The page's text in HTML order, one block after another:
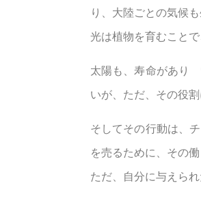
り、大陸ごとの気候も
光は植物を育むこと
太陽も、寿命があり
いが、ただ、その役
そしてその行動は、
を売るために、その
ただ、自分に与えら